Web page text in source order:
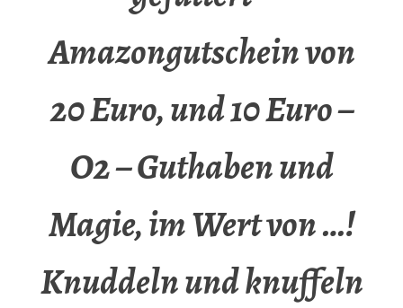
Amazongutschein von
20 Euro, und 10 Euro –
O2 – Guthaben und
Magie, im Wert von …!
Knuddeln und knuffeln